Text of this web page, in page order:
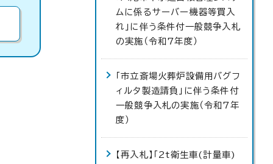
ムに係るサーバー機器等買入
れ」に伴う条件付一般競争入札
の実施（令和7年度）
「市立斎場火葬炉設備用バグフ
ィルタ製造請負」に伴う条件付
一般競争入札の実施（令和7年
度）
【再入札】「2t衛生車(計量車)